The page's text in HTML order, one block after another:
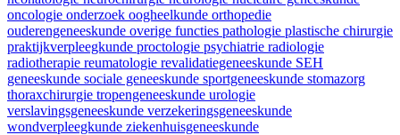
oncologie onderzoek oogheelkunde orthopedie
ouderengeneeskunde overige functies pathologie plastische chirurgie
praktijkverpleegkunde proctologie psychiatrie radiologie
radiotherapie reumatologie revalidatiegeneeskunde SEH
geneeskunde sociale geneeskunde sportgeneeskunde stomazorg
thoraxchirurgie tropengeneeskunde urologie
verslavingsgeneeskunde verzekeringsgeneeskunde
wondverpleegkunde ziekenhuisgeneeskunde